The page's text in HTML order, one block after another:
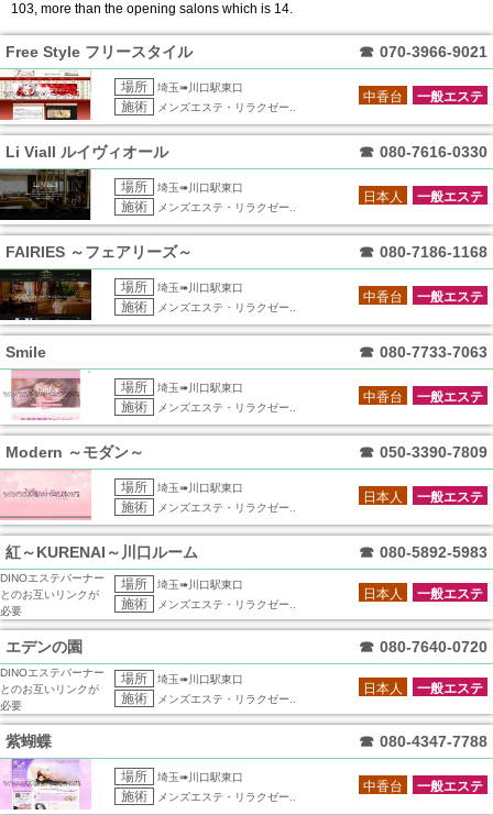
103, more than the opening salons which is 14.
Free Style フリースタイル ☎ 070-3966-9021
場所 埼玉➠川口駅東口
施術 メンズエステ・リラクゼー..
一般エステ
中香台
Li Viall ルイヴィオール ☎ 080-7616-0330
場所 埼玉➠川口駅東口
施術 メンズエステ・リラクゼー..
一般エステ
日本人
FAIRIES ～フェアリーズ～ ☎ 080-7186-1168
場所 埼玉➠川口駅東口
施術 メンズエステ・リラクゼー..
一般エステ
中香台
Smile ☎ 080-7733-7063
場所 埼玉➠川口駅東口
施術 メンズエステ・リラクゼー..
一般エステ
中香台
Modern ～モダン～ ☎ 050-3390-7809
場所 埼玉➠川口駅東口
施術 メンズエステ・リラクゼー..
一般エステ
日本人
紅～KURENAI～川口ルーム ☎ 080-5892-5983
DINOエステバーナー
とのお互いリンクが
必要
場所 埼玉➠川口駅東口
施術 メンズエステ・リラクゼー..
一般エステ
日本人
エデンの園 ☎ 080-7640-0720
DINOエステバーナー
とのお互いリンクが
必要
場所 埼玉➠川口駅東口
施術 メンズエステ・リラクゼー..
一般エステ
日本人
紫蝴蝶 ☎ 080-4347-7788
場所 埼玉➠川口駅東口
施術 メンズエステ・リラクゼー..
一般エステ
中香台